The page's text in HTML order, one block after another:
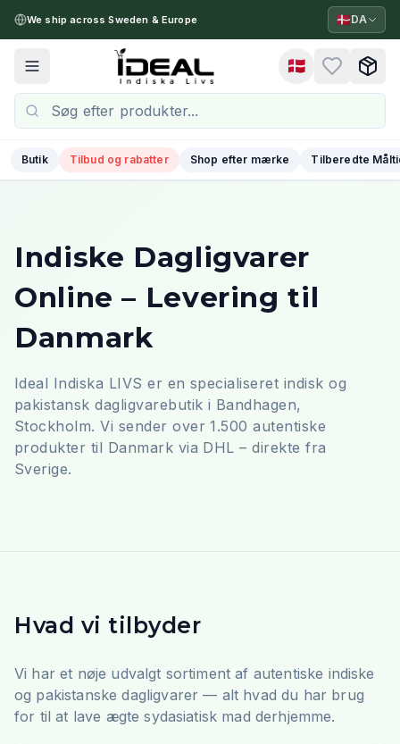
We ship across Sweden & Europe 🇩🇰DA
Toggle menu 🇩🇰
Butik Tilbud og rabatter Shop efter mærke Tilberedte
Indiske Dagligvarer
Online – Levering til
Danmark
Ideal Indiska LIVS er en specialiseret indisk og
pakistansk dagligvarebutik i Bandhagen,
Stockholm. Vi sender over 1.500 autentiske
produkter til Danmark via DHL – direkte fra
Sverige.
Hvad vi tilbyder
Vi har et nøje udvalgt sortiment af autentiske indiske
og pakistanske dagligvarer — alt hvad du har brug
for til at lave ægte sydasiatisk mad derhjemme.